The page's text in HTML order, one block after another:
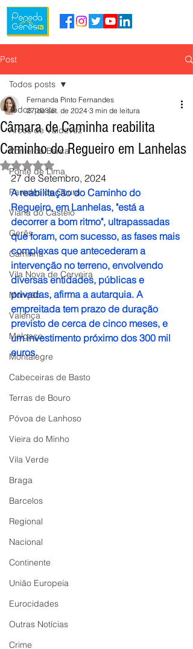
Post
Todos posts
Arcos de Valdevez
Ponte da Barca
Ponte de Lima
Paredes de Coura
Viana do Castelo
Gerês
Caminha
Vila Nova de Cerveira
Monção
Valença
Melgaço
Montalegre
Cabeceiras de Basto
Terras de Bouro
Póvoa de Lanhoso
Vieira do Minho
Vila Verde
Braga
Barcelos
Regional
Nacional
Continente
União Europeia
Eurocidades
Outras Notícias
Crime
Todos posts
Câmara de Caminha reabilita
Caminho do Regueiro em Lanhelas
Fernanda Pinto Fernandes
27 de set. de 2024 3 min de leitura
Avaliado com NaN de 5 estrelas.
27 de Setembro, 2024
A reabilitação do Caminho do
Regueiro, em Lanhelas, "está a
decorrer a bom ritmo", ultrapassadas
que foram, com sucesso, as fases mais
complexas que antecederam a
intervenção no terreno, envolvendo
diversas entidades, públicas e
privadas, afirma a autarquia. A
empreitada tem prazo de duração
previsto de cerca de cinco meses, e
um investimento próximo dos 300 mil
euros.